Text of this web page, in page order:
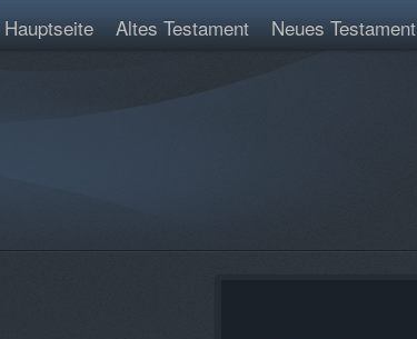
Hauptseite Altes Testament Neues Testament